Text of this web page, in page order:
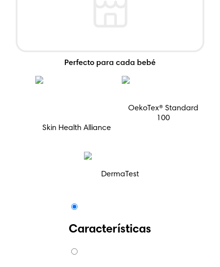
Perfecto para cada bebé
Skin Health Alliance
OekoTex® Standard
100
DermaTest
Características